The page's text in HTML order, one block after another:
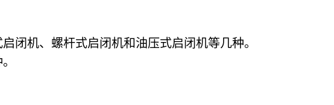
闭机、螺杆式启闭机和油压式启闭机等几种。